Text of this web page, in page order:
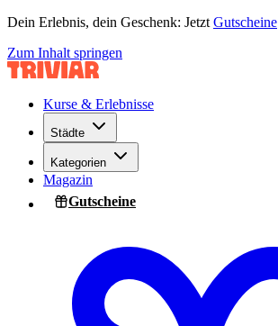
Dein Erlebnis, dein Geschenk: Jetzt Gutscheine
Zum Inhalt springen
Kurse & Erlebnisse
Städte
Kategorien
Magazin
Gutscheine